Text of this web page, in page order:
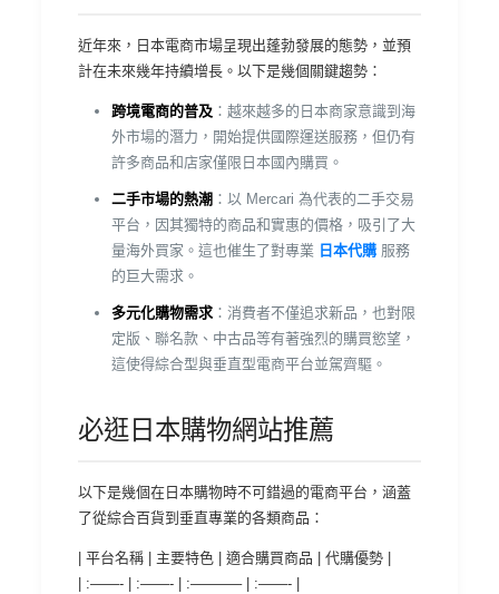
近年來，日本電商市場呈現出蓬勃發展的態勢，並預
計在未來幾年持續增長。以下是幾個關鍵趨勢：
跨境電商的普及：越來越多的日本商家意識到海
外市場的潛力，開始提供國際運送服務，但仍有
許多商品和店家僅限日本國內購買。
二手市場的熱潮 ：以 Mercari 為代表的二手交易
平台，因其獨特的商品和實惠的價格，吸引了大
量海外買家。這也催生了對專業 日本代購服務
的巨大需求。
多元化購物需求：消費者不僅追求新品，也對限
定版、聯名款、中古品等有著強烈的購買慾望，
這使得綜合型與垂直型電商平台並駕齊驅。
必逛日本購物網站推薦
以下是幾個在日本購物時不可錯過的電商平台，涵蓋
了從綜合百貨到垂直專業的各類商品：
| 平台名稱 | 主要特色 | 適合購買商品 | 代購優勢 |
| :——- | :——- | :———– | :——- |